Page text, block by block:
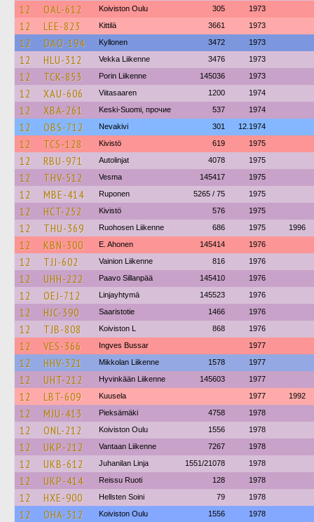
12 OAL-612 Koiviston Oulu 305 1973
12 LEE-823 Kittilä 3661 1973
12 OAO-194 Kyllonen 3472 1973
12 HLU-312 Vekka Liikenne 3476 1973
12 TCK-853 Porin Liikenne 145036 1973
12 XAU-606 Viitasaaren 1200 1974
12 XBA-261 Keski-Suomi, прочие 537 1974
12 OBS-712 Nevakivi 301 12.1974
12 TCS-128 Kivistö 619 1975
12 RBU-971 Autolinjat 4078 1975
12 THV-512 Vesma 145417 1975
12 MBE-414 Ruponen 5265 / 75 1975
12 HCT-252 Kivistö 576 1975
12 THU-369 Ruohosen Liikenne 686 1975 1996
12 KBN-300 E. Ahonen 145414 1976
12 TJJ-602 Vainion Liikenne 816 1976
12 UHH-222 Paavo Sillanpää 145410 1976
12 OEJ-712 Linjayhtymä 145523 1976
12 HJC-390 Saaristotie 1466 1976
12 TJB-808 Koiviston L 868 1976
12 VES-366 Ingves Bussar 1977
12 HHV-321 Mikkolan Liikenne 1578 1977
12 UHT-212 Hyvinkään Liikenne 145603 1977
12 LBT-609 Kuusela 1977 1992
12 MJU-413 Pieksämäki 4758 1978
12 ONL-212 Koiviston Oulu 1556 1978
12 UKP-212 Vantaan Liikenne 7267 1978
12 UKB-612 Juhanilan Linja 1551/21078 1978
12 UKP-414 Reissu Ruoti 128 1978
12 HXE-900 Hellsten Soini 79 1978
12 OHA-312 Koiviston Oulu 1556 1978